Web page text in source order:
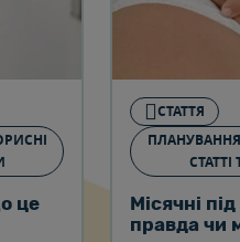
це
СТАТТЯ
ПЛАНУВАННЯ
Місячні
правда чи